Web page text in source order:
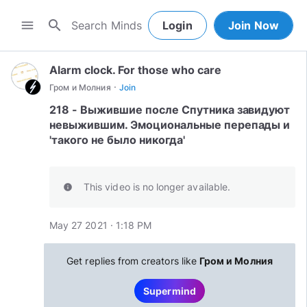
menu search Login Join Now
Alarm clock. For those who care
Гром и Молния · Join
218 - Выжившие после Спутника завидуют
невыжившим. Эмоциональные перепады и
'такого не было никогда'
info This video is no longer available.
May 27 2021 · 1:18 PM
Get replies from creators like Гром и Молния
Supermind